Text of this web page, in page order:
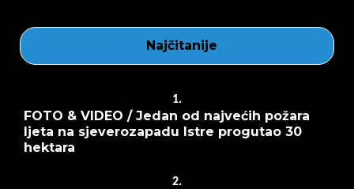
Najčitanije
1.
FOTO & VIDEO / Jedan od najvećih požara
ljeta na sjeverozapadu Istre progutao 30
hektara
2.